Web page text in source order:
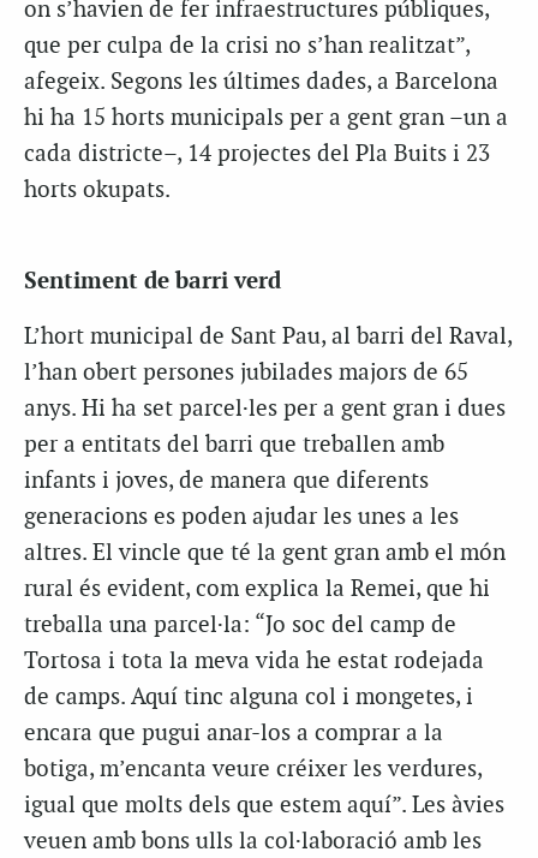
on s’havien de fer infraestructures públiques,
que per culpa de la crisi no s’han realitzat”,
afegeix. Segons les últimes dades, a Barcelona
hi ha 15 horts municipals per a gent gran –un a
cada districte–, 14 projectes del Pla Buits i 23
horts okupats.
Sentiment de barri verd
L’hort municipal de Sant Pau, al barri del Raval,
l’han obert persones jubilades majors de 65
anys. Hi ha set parcel·les per a gent gran i dues
per a entitats del barri que treballen amb
infants i joves, de manera que diferents
generacions es poden ajudar les unes a les
altres. El vincle que té la gent gran amb el món
rural és evident, com explica la Remei, que hi
treballa una parcel·la: “Jo soc del camp de
Tortosa i tota la meva vida he estat rodejada
de camps. Aquí tinc alguna col i mongetes, i
encara que pugui anar-los a comprar a la
botiga, m’encanta veure créixer les verdures,
igual que molts dels que estem aquí”. Les àvies
veuen amb bons ulls la col·laboració amb les